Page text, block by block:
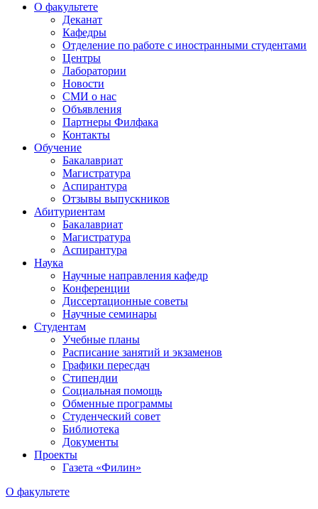
О факультете
Деканат
Кафедры
Отделение по работе с иностранными студентами
Центры
Лаборатории
Новости
СМИ о нас
Объявления
Партнеры Филфака
Контакты
Обучение
Бакалавриат
Магистратура
Аспирантура
Отзывы выпускников
Абитуриентам
Бакалавриат
Магистратура
Аспирантура
Наука
Научные направления кафедр
Конференции
Диссертационные советы
Научные семинары
Студентам
Учебные планы
Расписание занятий и экзаменов
Графики пересдач
Стипендии
Социальная помощь
Обменные программы
Студенческий совет
Библиотека
Документы
Проекты
Газета «Филин»
О факультете